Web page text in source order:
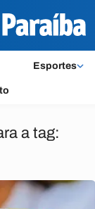
Esportes
a tag: